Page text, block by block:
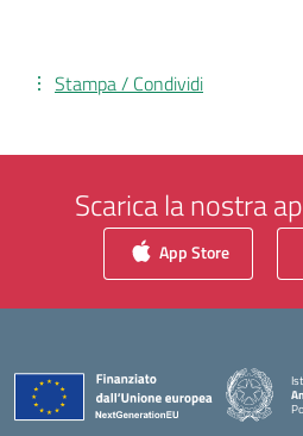
Stampa / Condividi
Scarica la nostra
App Store